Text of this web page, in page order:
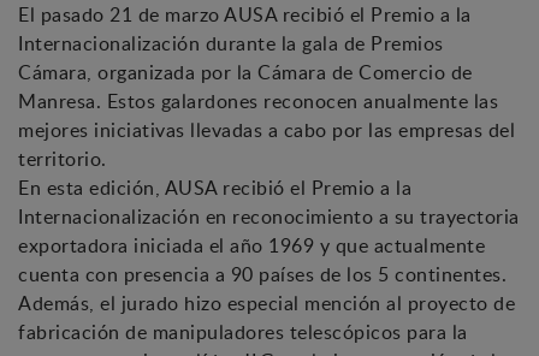
El pasado 21 de marzo AUSA recibió el Premio a la
Internacionalización durante la gala de Premios
Cámara, organizada por la Cámara de Comercio de
Manresa. Estos galardones reconocen anualmente las
mejores iniciativas llevadas a cabo por las empresas del
territorio.
En esta edición, AUSA recibió el Premio a la
Internacionalización en reconocimiento a su trayectoria
exportadora iniciada el año 1969 y que actualmente
cuenta con presencia a 90 países de los 5 continentes.
Además, el jurado hizo especial mención al proyecto de
fabricación de manipuladores telescópicos para la